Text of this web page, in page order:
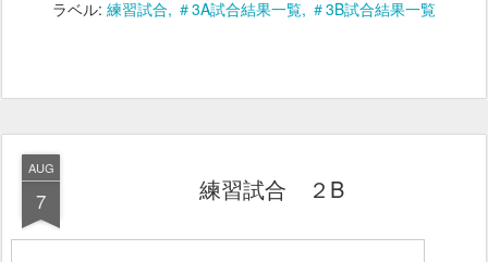
ラベル: 練習試合 ＃3A試合結果一覧 ＃3B試合結果一覧
AUG
7 練習試合 ２B